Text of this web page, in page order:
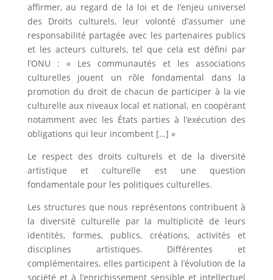
affirmer, au regard de la loi et de l’enjeu universel
des Droits culturels, leur volonté d’assumer une
responsabilité partagée avec les partenaires publics
et les acteurs culturels, tel que cela est défini par
l’ONU : « Les communautés et les associations
culturelles jouent un rôle fondamental dans la
promotion du droit de chacun de participer à la vie
culturelle aux niveaux local et national, en coopérant
notamment avec les États parties à l’exécution des
obligations qui leur incombent […] »
Le respect des droits culturels et de la diversité
artistique et culturelle est une question
fondamentale pour les politiques culturelles.
Les structures que nous représentons contribuent à
la diversité culturelle par la multiplicité de leurs
identités, formes, publics, créations, activités et
disciplines artistiques. Différentes et
complémentaires, elles participent à l’évolution de la
société et à l’enrichissement sensible et intellectuel